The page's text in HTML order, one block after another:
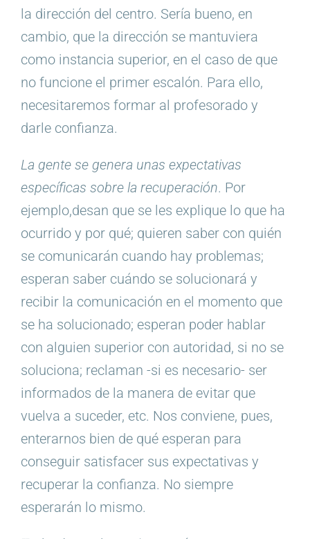
la dirección del centro. Sería bueno, en
cambio, que la dirección se mantuviera
como instancia superior, en el caso de que
no funcione el primer escalón. Para ello,
necesitaremos formar al profesorado y
darle confianza.
La gente se genera unas expectativas
específicas sobre la recuperación. Por
ejemplo,desan que se les explique lo que ha
ocurrido y por qué; quieren saber con quién
se comunicarán cuando hay problemas;
esperan saber cuándo se solucionará y
recibir la comunicación en el momento que
se ha solucionado; esperan poder hablar
con alguien superior con autoridad, si no se
soluciona; reclaman -si es necesario- ser
informados de la manera de evitar que
vuelva a suceder, etc. Nos conviene, pues,
enterarnos bien de qué esperan para
conseguir satisfacer sus expectativas y
recuperar la confianza. No siempre
esperarán lo mismo.